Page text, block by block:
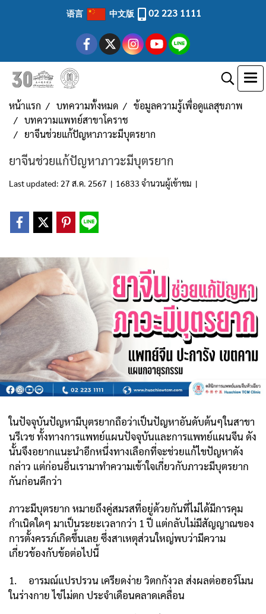
语言 中文版 02 223 1111
หน้าแรก บทความทั้งหมด
ข้อมูลความรู้เพื่อดูแลสุขภาพ
บทความแพทย์สาขาโคราช
ยาจีนช่วยแก้ปัญหาภาวะมีบุตรยาก
ยาจีนช่วยแก้ปัญหาภาวะมีบุตรยาก
Last updated: 27 ส.ค. 2567 | 16833 จำนวนผู้เข้าชม |
ในปัจจุบันปัญหามีบุตรยากถือว่าเป็นปัญหาอันดับต้นๆในสาขา
นรีเวช ทั้งทางการแพทย์แผนปัจจุบันและการแพทย์แผนจีน ดัง
นั้นจึงอยากแนะนำอีกหนึ่งทางเลือกที่จะช่วยแก้ไขปัญหาดัง
กล่าว แต่ก่อนอื่นเรามาทำความเข้าใจเกี่ยวกับภาวะมีบุตรยาก
กันก่อนดีกว่า
ภาวะมีบุตรยาก หมายถึงคู่สมรสที่อยู่ด้วยกันที่ไม่ได้มีการคุม
กำเนิดใดๆ มาเป็นระยะเวลากว่า 1 ปี แต่กลับไม่มีสัญญาณของ
การตั้งครรภ์เกิดขึ้นเลย ซึ่งสาเหตุส่วนใหญ่พบว่ามีความ
เกี่ยวข้องกับข้อต่อไปนี้
1. อารมณ์แปรปรวน เครียดง่าย วิตกกังวล ส่งผลต่อฮอร์โมน
ในร่างกาย ไข่ไม่ตก ประจำเดือนคลาดเคลื่อน